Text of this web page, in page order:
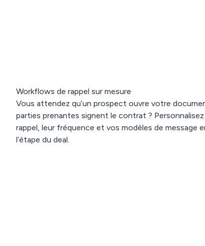
Workflows de rappel sur mesure
Vous attendez qu’un prospect ouvre votre
parties prenantes signent le contrat ?
rappel, leur fréquence et vos modèles de message
l’étape du deal.